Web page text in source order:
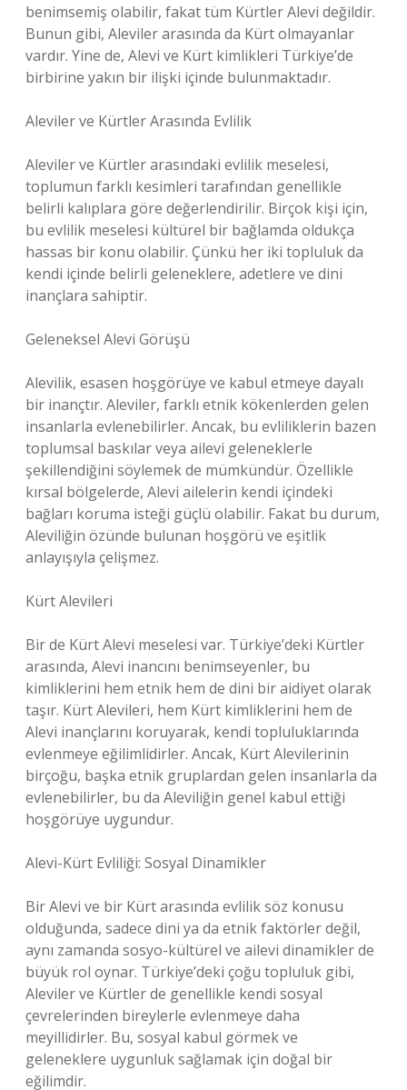
benimsemiş olabilir, fakat tüm Kürtler Alevi değildir.
Bunun gibi, Aleviler arasında da Kürt olmayanlar
vardır. Yine de, Alevi ve Kürt kimlikleri Türkiye’de
birbirine yakın bir ilişki içinde bulunmaktadır.
Aleviler ve Kürtler Arasında Evlilik
Aleviler ve Kürtler arasındaki evlilik meselesi,
toplumun farklı kesimleri tarafından genellikle
belirli kalıplara göre değerlendirilir. Birçok kişi için,
bu evlilik meselesi kültürel bir bağlamda oldukça
hassas bir konu olabilir. Çünkü her iki topluluk da
kendi içinde belirli geleneklere, adetlere ve dini
inançlara sahiptir.
Geleneksel Alevi Görüşü
Alevilik, esasen hoşgörüye ve kabul etmeye dayalı
bir inançtır. Aleviler, farklı etnik kökenlerden gelen
insanlarla evlenebilirler. Ancak, bu evliliklerin bazen
toplumsal baskılar veya ailevi geleneklerle
şekillendiğini söylemek de mümkündür. Özellikle
kırsal bölgelerde, Alevi ailelerin kendi içindeki
bağları koruma isteği güçlü olabilir. Fakat bu durum,
Aleviliğin özünde bulunan hoşgörü ve eşitlik
anlayışıyla çelişmez.
Kürt Alevileri
Bir de Kürt Alevi meselesi var. Türkiye’deki Kürtler
arasında, Alevi inancını benimseyenler, bu
kimliklerini hem etnik hem de dini bir aidiyet olarak
taşır. Kürt Alevileri, hem Kürt kimliklerini hem de
Alevi inançlarını koruyarak, kendi topluluklarında
evlenmeye eğilimlidirler. Ancak, Kürt Alevilerinin
birçoğu, başka etnik gruplardan gelen insanlarla da
evlenebilirler, bu da Aleviliğin genel kabul ettiği
hoşgörüye uygundur.
Alevi-Kürt Evliliği: Sosyal Dinamikler
Bir Alevi ve bir Kürt arasında evlilik söz konusu
olduğunda, sadece dini ya da etnik faktörler değil,
aynı zamanda sosyo-kültürel ve ailevi dinamikler de
büyük rol oynar. Türkiye’deki çoğu topluluk gibi,
Aleviler ve Kürtler de genellikle kendi sosyal
çevrelerinden bireylerle evlenmeye daha
meyillidirler. Bu, sosyal kabul görmek ve
geleneklere uygunluk sağlamak için doğal bir
eğilimdir.